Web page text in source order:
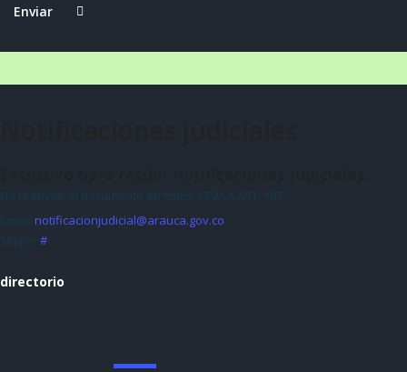
Enviar
No reenviar el documento en físico. CPACA ART. 197
Email: notificacionjudicial@arauca.gov.co
Skype: #
directorio